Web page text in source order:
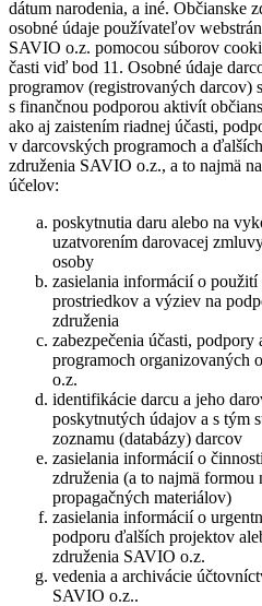
dátum narodenia, a iné. Občianske
osobné údaje používateľov
SAVIO o.z. pomocou súborov
časti viď bod 11. Osobné údaje
programov (registrovaných darcov)
s finančnou podporou aktivít
ako aj zaistením riadnej účasti,
v darcovských programoch a
združenia SAVIO o.z., a to najmä
účelov:
poskytnutia daru alebo na
uzatvorením darovacej
osoby
zasielania informácií o
prostriedkov a výziev na
združenia
zabezpečenia účasti,
programoch organizovaných
o.z.
identifikácie darcu a jeho
poskytnutých údajov a s tým
zoznamu (databázy) darcov
zasielania informácií o
združenia (a to najmä formou
propagačných materiálov)
zasielania informácií o
podporu ďalších projektov
združenia SAVIO o.z.
vedenia a archivácie
SAVIO o.z..